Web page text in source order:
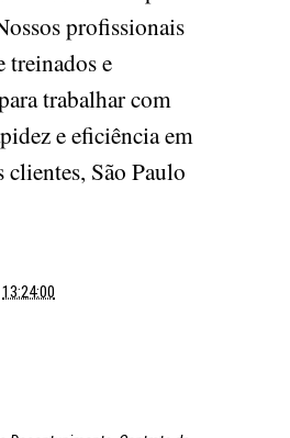
profissionais
treinados e
trabalhar com
e eficiência em
São Paulo
13:24:00